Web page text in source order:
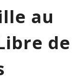
au
de